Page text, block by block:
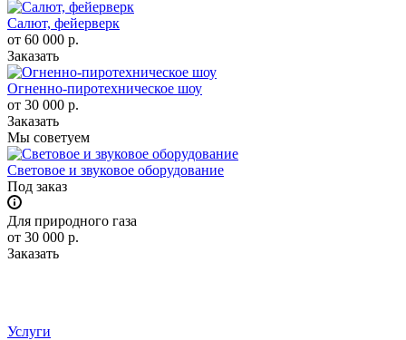
Салют, фейерверк
от 60 000 р.
Заказать
Огненно-пиротехническое шоу
от 30 000 р.
Заказать
Мы советуем
Световое и звуковое оборудование
Под заказ
Для природного газа
от 30 000 р.
Заказать
Услуги